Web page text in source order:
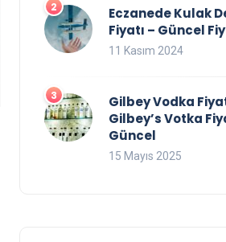
Eczanede Kulak
Fiyatı – Güncel
11 Kasım 2024
Gilbey Vodka
Gilbey’s Votka
Güncel
15 Mayıs 2025